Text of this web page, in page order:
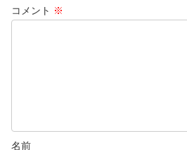
コメント ※
名前